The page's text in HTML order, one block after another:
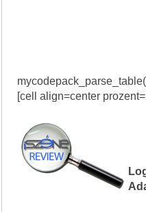
[cell align=center